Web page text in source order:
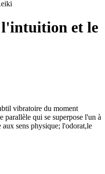
l'intuition et le
vibratoire du moment
parallèle qui se superpose l'un à
aux sens physique; l'odorat,le